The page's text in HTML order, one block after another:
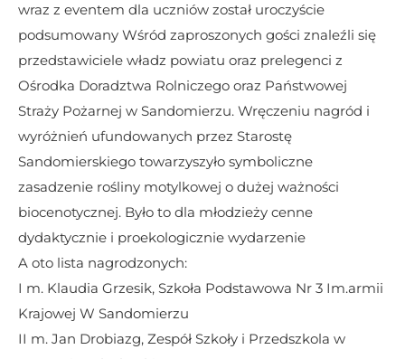
wraz z eventem dla uczniów został uroczyście
podsumowany Wśród zaproszonych gości znaleźli się
przedstawiciele władz powiatu oraz prelegenci z
Ośrodka Doradztwa Rolniczego oraz Państwowej
Straży Pożarnej w Sandomierzu. Wręczeniu nagród i
wyróżnień ufundowanych przez Starostę
Sandomierskiego towarzyszyło symboliczne
zasadzenie rośliny motylkowej o dużej ważności
biocenotycznej. Było to dla młodzieży cenne
dydaktycznie i proekologicznie wydarzenie
A oto lista nagrodzonych:
I m. Klaudia Grzesik, Szkoła Podstawowa Nr 3 Im.armii
Krajowej W Sandomierzu
II m. Jan Drobiazg, Zespół Szkoły i Przedszkola w